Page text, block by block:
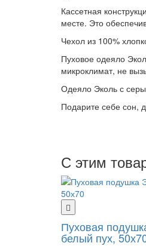
Кассетная
месте. Это
Чехол из 100%
Пуховое одеяло
микроклимат, не
Одеяло Эколь с
Подарите себе сон,
С этим
Пуховая
белый пух,